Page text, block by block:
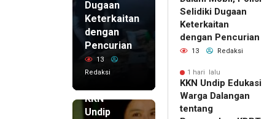
Dugaan
Keterkaitan
dengan
Pencurian
13
Redaksi
KKN
Undip
Selidiki Dugaan
Keterkaitan
dengan Pencurian
13 Redaksi
1 hari lalu
KKN Undip Edukasi
Warga Dalangan
tentang